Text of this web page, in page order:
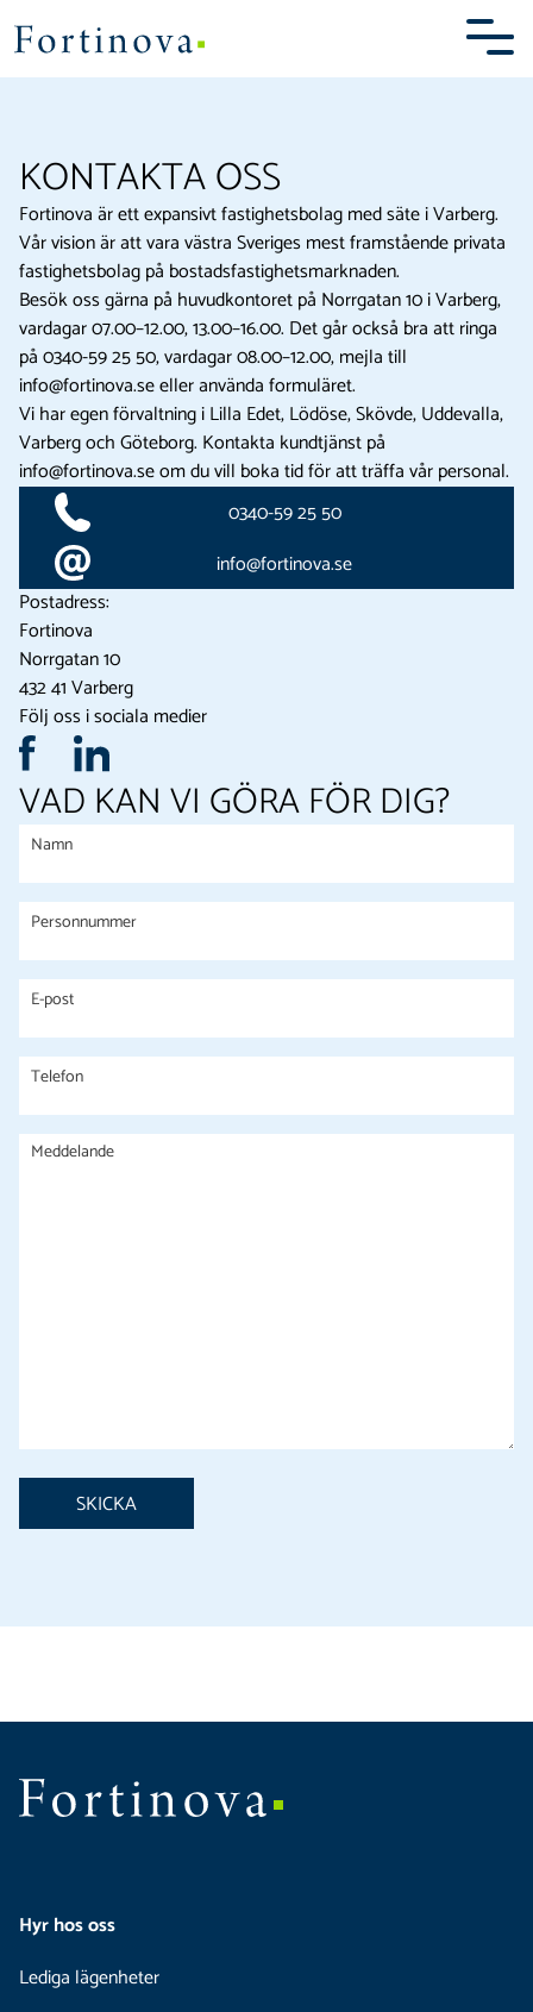
Prästhöjden Fristad
BOENDET
OMRÅDET
KARTA
BILDER
KONTAKT
KONTAKTA OSS
Fortinova är ett expansivt fastighetsbolag med säte i Varberg.
Vår vision är att vara västra Sveriges mest framstående privata
fastighetsbolag på bostadsfastighetsmarknaden.
Besök oss gärna på huvudkontoret på Norrgatan 10 i Varberg,
vardagar 07.00–12.00, 13.00–16.00. Det går också bra att ringa
på 0340-59 25 50, vardagar 08.00–12.00, mejla till
info@fortinova.se eller använda formuläret.
Vi har egen förvaltning i Lilla Edet, Lödöse, Skövde, Uddevalla,
Varberg och Göteborg. Kontakta kundtjänst på
info@fortinova.se om du vill boka tid för att träffa vår personal.
0340-59 25 50
info@fortinova.se
Postadress:
Fortinova
Norrgatan 10
432 41 Varberg
Följ oss i sociala medier
VAD KAN VI GÖRA FÖR DIG?
Hyr hos oss
Lediga lägenheter